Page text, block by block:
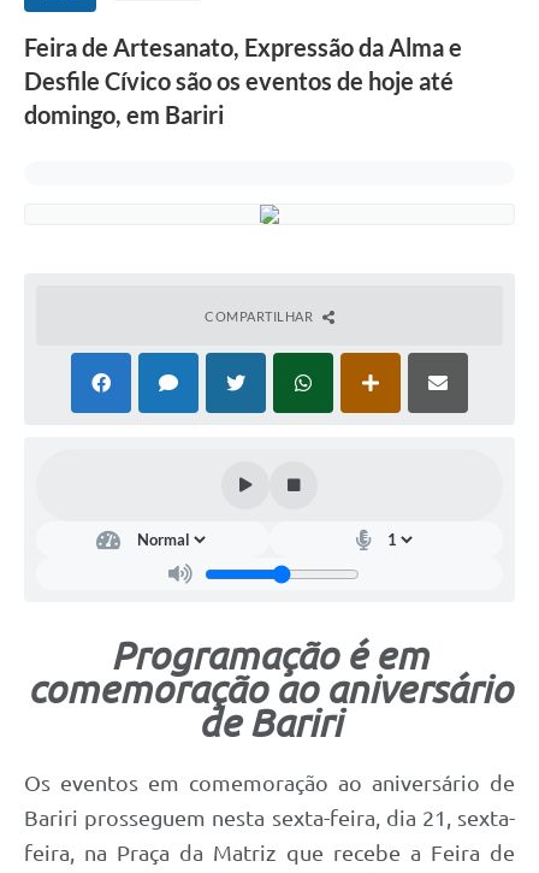
Feira de Artesanato, Expressão da Alma e
Desfile Cívico são os eventos de hoje até
domingo, em Bariri
COMPARTILHAR
Programação é em
comemoração ao aniversário
de Bariri
Os eventos em comemoração ao aniversário de
Bariri prosseguem nesta sexta-feira, dia 21, sexta-
feira, na Praça da Matriz que recebe a Feira de